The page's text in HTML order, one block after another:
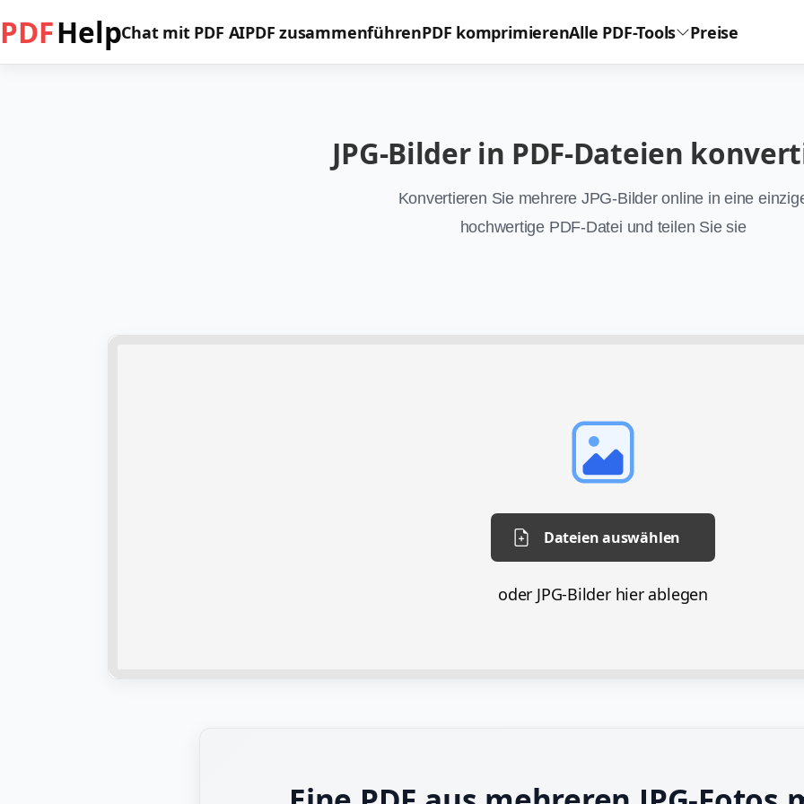
PDFHelpChat mit PDF AIPDF zusammenführenPDF komprimierenAlle PDF-Tools Preise
JPG-Bilder in PDF-Dateien
Konvertieren Sie mehrere JPG-Bilder online in eine
hochwertige PDF-Datei und teilen Sie sie
Dateien auswählen
oder JPG-Bilder hier ablegen